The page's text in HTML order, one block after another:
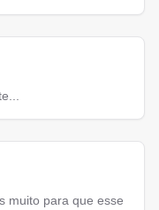
muito para que esse